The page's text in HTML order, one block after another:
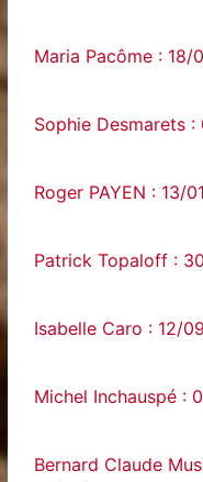
Maria Pacôme : 18/
Sophie Desmarets
Roger PAYEN : 13/
Patrick Topaloff :
Isabelle Caro : 12/
Michel Inchauspé :
Bernard Claude